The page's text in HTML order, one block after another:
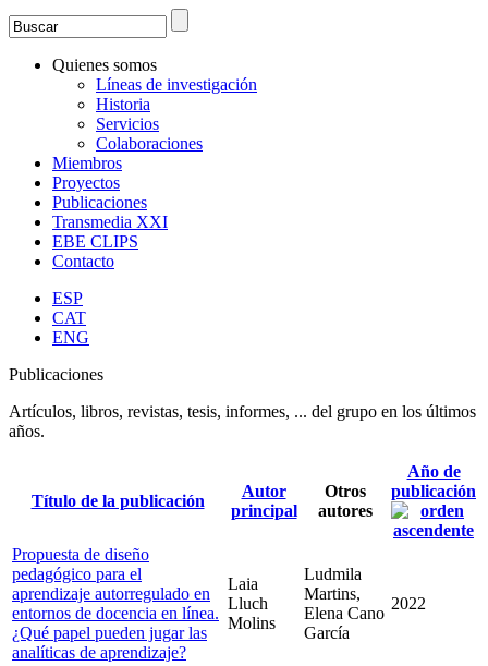
Formulario de búsqueda
Search
Quienes somos
Líneas de investigación
Historia
Servicios
Colaboraciones
Miembros
Proyectos
Publicaciones
Transmedia XXI
EBE CLIPS
Contacto
ESP
CAT
ENG
Publicaciones
Artículos, libros, revistas, tesis, informes, ... del grupo en los últimos
años.
Título de la publicación
Autor
principal
Otros
autores
Año de
publicación
Propuesta de diseño
pedagógico para el
aprendizaje autorregulado en
entornos de docencia en línea.
¿Qué papel pueden jugar las
analíticas de aprendizaje?
Laia
Lluch
Molins
Ludmila
Martins,
Elena Cano
García
2022